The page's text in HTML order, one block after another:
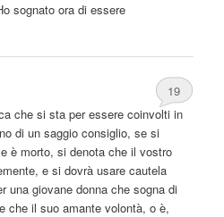
sognato ora diessere
19
che si sta peressere coinvolti in
di un saggio consiglio, se si
è morto, si denota che il vostro
e si dovrà usare cautela
una giovane donna che sogna di
che il suo amante volontà, o è,